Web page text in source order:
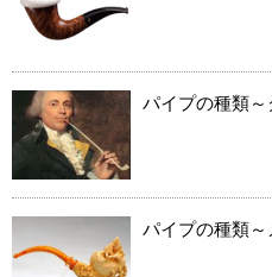
パイプの種類
パイプの種類